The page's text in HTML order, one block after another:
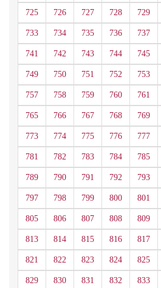
725 726 727 728 729
733 734 735 736 737
741 742 743 744 745
749 750 751 752 753
757 758 759 760 761
765 766 767 768 769
773 774 775 776 777
781 782 783 784 785
789 790 791 792 793
797 798 799 800 801
805 806 807 808 809
813 814 815 816 817
821 822 823 824 825
829 830 831 832 833